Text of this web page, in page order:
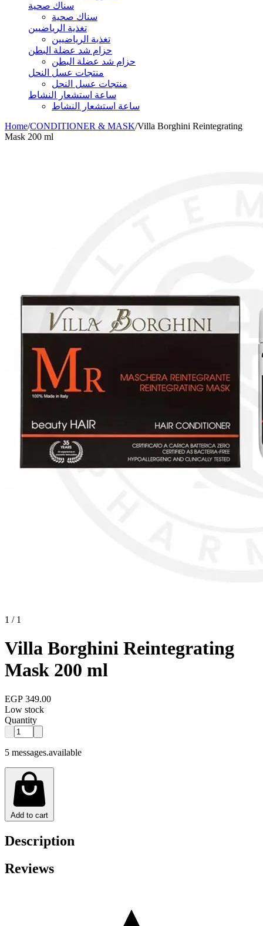
سناك صحية
سناك صحية
تغذية الرياضيين
تغذية الرياضيين
حزام شد عضلة البطن
حزام شد عضلة البطن
منتجات عسل النحل
منتجات عسل النحل
ساعة استشعار النشاط
ساعة استشعار النشاط
Home/CONDITIONER & MASK/Villa Borghini Reintegrating
Mask 200 ml
1 / 1
Villa Borghini Reintegrating
Mask 200 ml
EGP 349.00
Low stock
Quantity
5 messages.available
Add to cart
Description
Reviews